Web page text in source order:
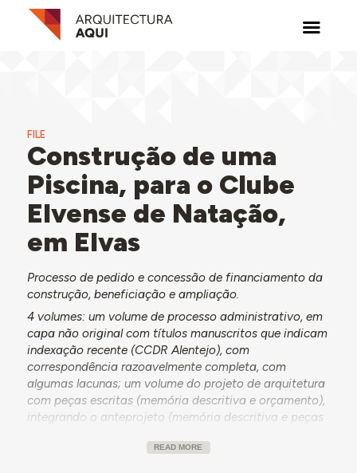
FILE
Construção de uma
Piscina, para o Clube
Elvense de Natação,
em Elvas
Processo de pedido e concessão de financiamento da
construção, beneficiação e ampliação.
4 volumes: um volume de processo administrativo, em
capa não original com títulos manuscritos que indicam
indexação recente (CCDR Alentejo), com
correspondência razoavelmente completa, com
algumas lacunas; um volume do projeto de arquitetura
com peças escritas (memória descritiva e orçamento),
integrando o anteprojeto (memória descritiva e peças
volume com as peças desenhadas do projeto de
READ MORE